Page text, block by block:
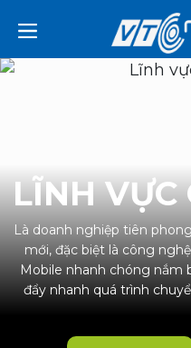
LĨNH VỰC
Là doanh nghiệp tiên
mới, đặc biệt là công
Mobile nhanh chóng
đẩy nhanh quá trình